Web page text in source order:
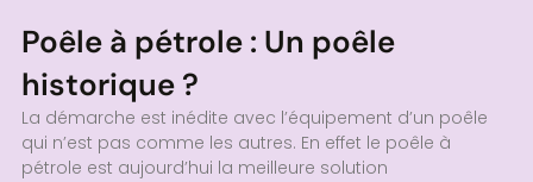
Poêle à pétrole : Un poêle
historique ?
La démarche est inédite avec l’équipement d’un poêle
qui n’est pas comme les autres. En effet le poêle à
pétrole est aujourd’hui la meilleure solution